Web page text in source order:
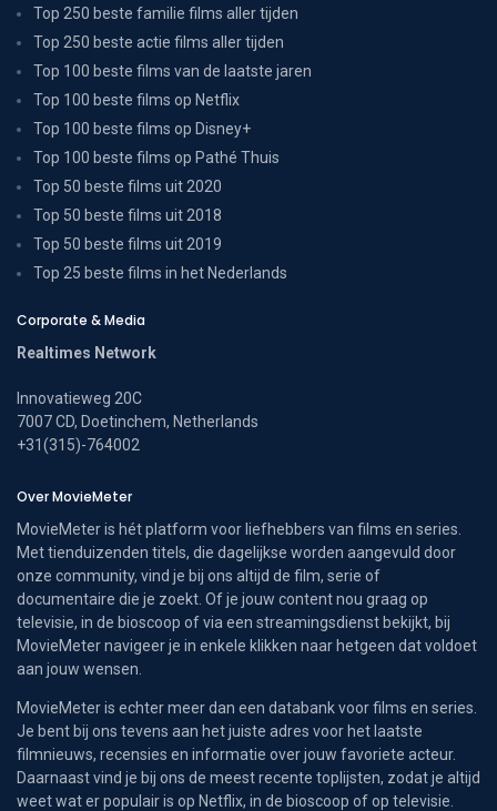
Top 250 beste familie films aller tijden
Top 250 beste actie films aller tijden
Top 100 beste films van de laatste jaren
Top 100 beste films op Netflix
Top 100 beste films op Disney+
Top 100 beste films op Pathé Thuis
Top 50 beste films uit 2020
Top 50 beste films uit 2018
Top 50 beste films uit 2019
Top 25 beste films in het Nederlands
Corporate & Media
Realtimes Network
Innovatieweg 20C
7007 CD, Doetinchem, Netherlands
+31(315)-764002
Over MovieMeter
MovieMeter is hét platform voor liefhebbers van films en series.
Met tienduizenden titels, die dagelijkse worden aangevuld door
onze community, vind je bij ons altijd de film, serie of
documentaire die je zoekt. Of je jouw content nou graag op
televisie, in de bioscoop of via een streamingsdienst bekijkt, bij
MovieMeter navigeer je in enkele klikken naar hetgeen dat voldoet
aan jouw wensen.
MovieMeter is echter meer dan een databank voor films en series.
Je bent bij ons tevens aan het juiste adres voor het laatste
filmnieuws, recensies en informatie over jouw favoriete acteur.
Daarnaast vind je bij ons de meest recente toplijsten, zodat je altijd
weet wat er populair is op Netflix, in de bioscoop of op televisie.